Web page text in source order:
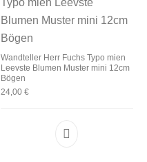
Wandteller Herr Fuchs Typo mien
Leevste Blumen Muster mini 12cm
Bögen
24,00 €